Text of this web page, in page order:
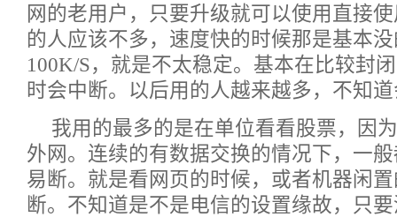
网的老用户，只要升级就可以使用直接
的人应该不多，速度快的时候那是基本
100K/S，就是不太稳定。基本在比较封
时会中断。以后用的人越来越多，不知
我用的最多的是在单位看看股票，因
外网。连续的有数据交换的情况下，一
易断。就是看网页的时候，或者机器闲
断。不知道是不是电信的设置缘故，只